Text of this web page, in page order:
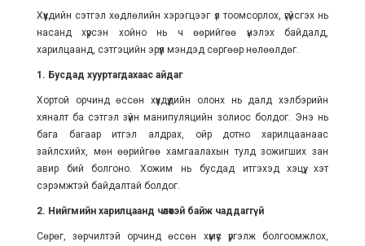
Хүүхдийн сэтгэл хөдлөлийн хэрэгцээг үл тоомсорлох, үгүйсгэх нь
насанд хүрсэн хойно нь ч өөрийгөө үнэлэх байдалд,
харилцаанд, сэтгэцийн эрүүл мэндэд сөргөөр нөлөөлдөг.
1. Бусдад хууртагдахаас айдаг
Хортой орчинд өссөн хүүхдүүдийн олонх нь далд хэлбэрийн
хяналт ба сэтгэл зүйн манипуляцийн золиос болдог. Энэ нь
бага багаар итгэл алдрах, ойр дотно харилцаанаас
зайлсхийх, мөн өөрийгөө хамгаалахын тулд зожигших зан
авир бий болгоно. Хожим нь бусдад итгэхэд хэцүү, хэт
сэрэмжтэй байдалтай болдог.
2. Нийгмийн харилцаанд чөлөөтэй байж чаддаггүй
Сөрөг, зөрчилтэй орчинд өссөн хүмүүс үргэлж болгоомжлох,